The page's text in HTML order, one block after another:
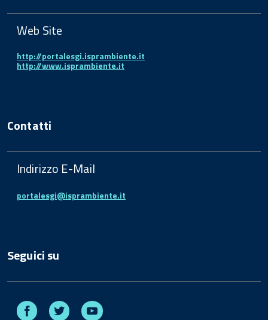
Web Site
http://portalesgi.isprambiente.it
http://www.isprambiente.it
Contatti
Indirizzo E-Mail
portalesgi@isprambiente.it
Seguici su
Facebook Twitter